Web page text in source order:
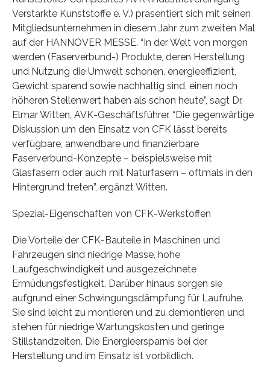
Verstärkte Kunststoffe e. V.) präsentiert sich mit seinen
Mitgliedsunternehmen in diesem Jahr zum zweiten Mal
auf der HANNOVER MESSE. “In der Welt von morgen
werden (Faserverbund-) Produkte, deren Herstellung
und Nutzung die Umwelt schonen, energieeffizient,
Gewicht sparend sowie nachhaltig sind, einen noch
höheren Stellenwert haben als schon heute”, sagt Dr.
Elmar Witten, AVK-Geschäftsführer. “Die gegenwärtige
Diskussion um den Einsatz von CFK lässt bereits
verfügbare, anwendbare und finanzierbare
Faserverbund-Konzepte – beispielsweise mit
Glasfasern oder auch mit Naturfasern – oftmals in den
Hintergrund treten”, ergänzt Witten.
Spezial-Eigenschaften von CFK-Werkstoffen
Die Vorteile der CFK-Bauteile in Maschinen und
Fahrzeugen sind niedrige Masse, hohe
Laufgeschwindigkeit und ausgezeichnete
Ermüdungsfestigkeit. Darüber hinaus sorgen sie
aufgrund einer Schwingungsdämpfung für Laufruhe.
Sie sind leicht zu montieren und zu demontieren und
stehen für niedrige Wartungskosten und geringe
Stillstandzeiten. Die Energieersparnis bei der
Herstellung und im Einsatz ist vorbildlich.